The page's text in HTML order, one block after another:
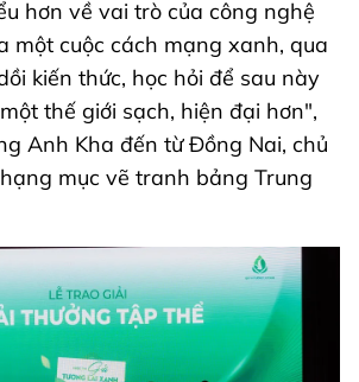
hơn về vai trò của công nghệ
một cuộc cách mạng xanh, qua
kiến thức, học hỏi để sau này
thế giới sạch, hiện đại hơn",
Anh Kha đến từ Đồng Nai, chủ
mục vẽ tranh bảng Trung